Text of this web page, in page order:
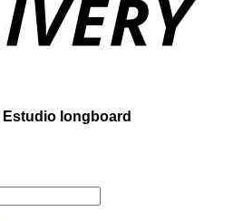
Estudio longboard